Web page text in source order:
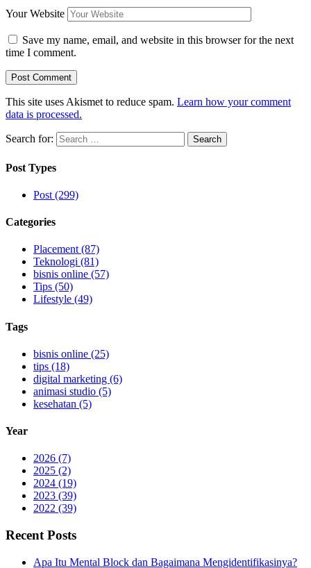
Your Website
Save my name, email, and website in this browser for the next
time I comment.
This site uses Akismet to reduce spam. Learn how your comment
data is processed.
Search for:
Post Types
Post (299)
Categories
Placement (87)
Teknologi (81)
bisnis online (57)
Tips (50)
Lifestyle (49)
Tags
bisnis online (25)
tips (18)
digital marketing (6)
animasi studio (5)
kesehatan (5)
Year
2026 (7)
2025 (2)
2024 (19)
2023 (39)
2022 (39)
Recent Posts
Apa Itu Mental Block dan Bagaimana Mengidentifikasinya?